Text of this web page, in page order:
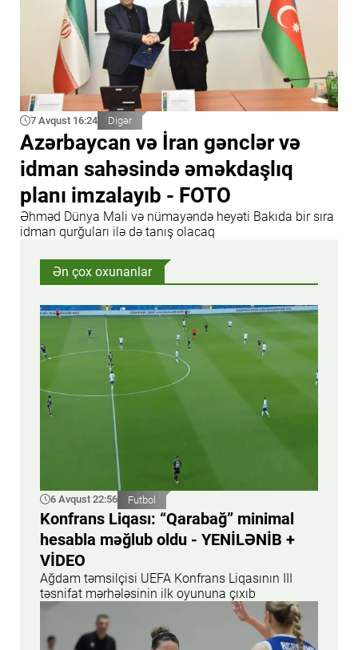
7 Avqust 16:24 Digər
Azərbaycan və İran gənclər və
idman sahəsində əməkdaşlıq
planı imzalayıb - FOTO
Əhməd Dünya Mali və nümayəndə heyəti Bakıda bir sıra
idman qurğuları ilə də tanış olacaq
Ən çox oxunanlar
6 Avqust 22:56 Futbol
Konfrans Liqası: “Qarabağ” minimal
hesabla məğlub oldu - YENİLƏNİB +
VİDEO
Ağdam təmsilçisi UEFA Konfrans Liqasının III
təsnifat mərhələsinin ilk oyununa çıxıb